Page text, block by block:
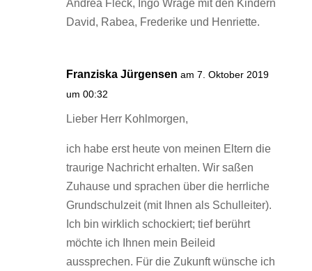
Andrea Fleck, Ingo Wrage mit den Kindern
David, Rabea, Frederike und Henriette.
Franziska Jürgensen am 7. Oktober 2019
um 00:32
Lieber Herr Kohlmorgen,
ich habe erst heute von meinen Eltern die
traurige Nachricht erhalten. Wir saßen
Zuhause und sprachen über die herrliche
Grundschulzeit (mit Ihnen als Schulleiter).
Ich bin wirklich schockiert; tief berührt
möchte ich Ihnen mein Beileid
aussprechen. Für die Zukunft wünsche ich